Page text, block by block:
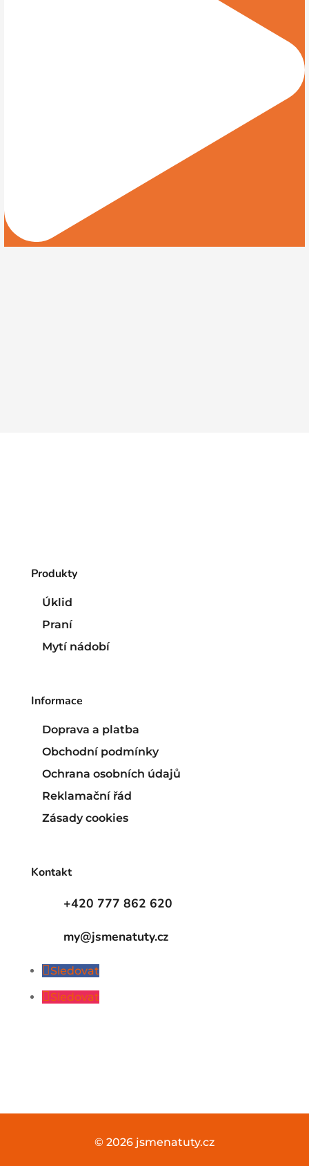
Produkty
Úklid
Praní
Mytí nádobí
Informace
Doprava a platba
Obchodní podmínky
Ochrana osobních údajů
Reklamační řád
Zásady cookies
Kontakt
+420 777 862 620
my@jsmenatuty.cz
Sledovat
Sledovat
© 2026 jsmenatuty.cz